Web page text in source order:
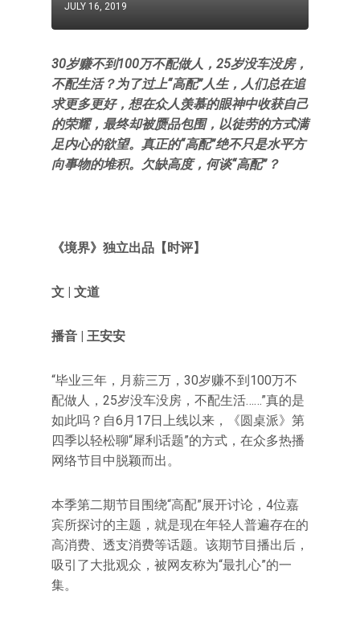
JULY 16, 2019
30岁赚不到100万不配做人，25岁没车没房，
不配生活？为了过上“高配”人生，人们总在追
求更多更好，想在众人羡慕的眼神中收获自己
的荣耀，最终却被赝品包围，以徒劳的方式满
足内心的欲望。真正的“高配”绝不只是水平方
向事物的堆积。欠缺高度，何谈“高配”？
《境界》 独立出品【时评】
文 | 文道
播音 | 王安安
“毕业三年，月薪三万，30岁赚不到100万不
配做人，25岁没车没房，不配生活……”真的是
如此吗？自6月17日上线以来，《圆桌派》第
四季以轻松聊“犀利话题”的方式，在众多热播
网络节目中脱颖而出。
本季第二期节目围绕“高配”展开讨论，4位嘉
宾所探讨的主题，就是现在年轻人普遍存在的
高消费、透支消费等话题。该期节目播出后，
吸引了大批观众，被网友称为“最扎心”的一
集。